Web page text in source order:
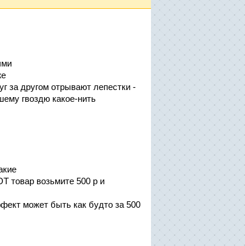
за другом отрывают лепестки -
гвоздю какое-нить
товар возьмите 500 р и
может быть как будто за 500